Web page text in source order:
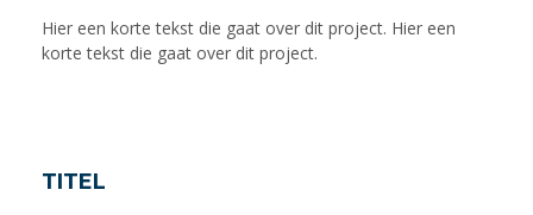
Hier een korte tekst die gaat over dit project. Hier een
korte tekst die gaat over dit project.
TITEL